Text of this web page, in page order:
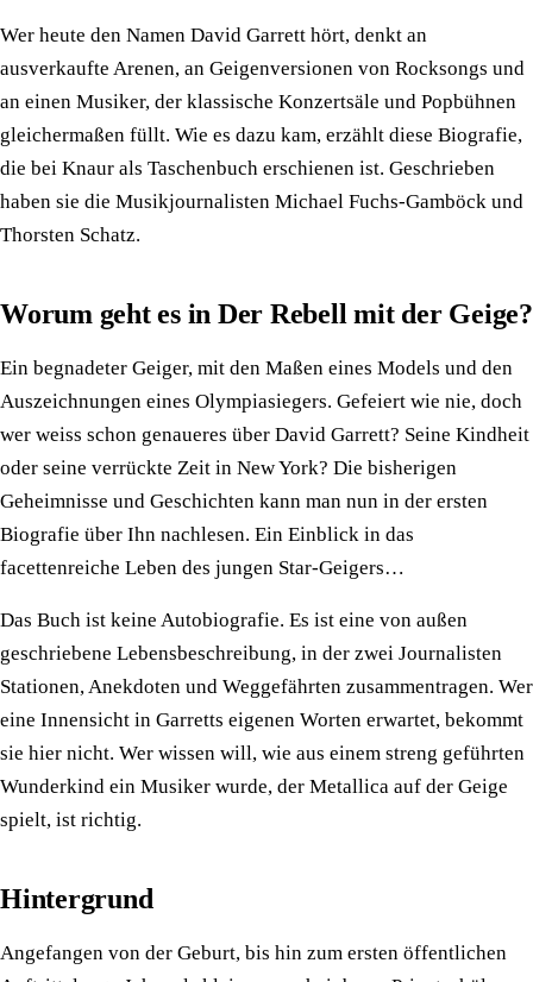
Wer heute den Namen David Garrett hört, denkt an
ausverkaufte Arenen, an Geigenversionen von Rocksongs und
an einen Musiker, der klassische Konzertsäle und Popbühnen
gleichermaßen füllt. Wie es dazu kam, erzählt diese Biografie,
die bei Knaur als Taschenbuch erschienen ist. Geschrieben
haben sie die Musikjournalisten Michael Fuchs-Gamböck und
Thorsten Schatz.
Worum geht es in Der Rebell mit der Geige?
Ein begnadeter Geiger, mit den Maßen eines Models und den
Auszeichnungen eines Olympiasiegers. Gefeiert wie nie, doch
wer weiss schon genaueres über David Garrett? Seine Kindheit
oder seine verrückte Zeit in New York? Die bisherigen
Geheimnisse und Geschichten kann man nun in der ersten
Biografie über Ihn nachlesen. Ein Einblick in das
facettenreiche Leben des jungen Star-Geigers…
Das Buch ist keine Autobiografie. Es ist eine von außen
geschriebene Lebensbeschreibung, in der zwei Journalisten
Stationen, Anekdoten und Weggefährten zusammentragen. Wer
eine Innensicht in Garretts eigenen Worten erwartet, bekommt
sie hier nicht. Wer wissen will, wie aus einem streng geführten
Wunderkind ein Musiker wurde, der Metallica auf der Geige
spielt, ist richtig.
Hintergrund
Angefangen von der Geburt, bis hin zum ersten öffentlichen